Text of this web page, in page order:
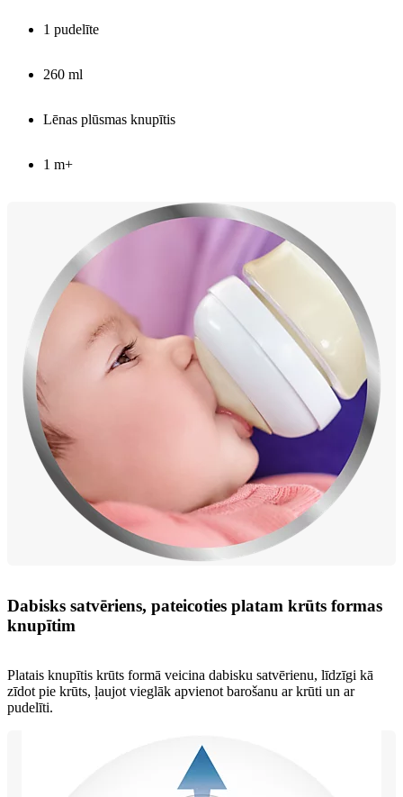
1 pudelīte
260 ml
Lēnas plūsmas knupītis
1 m+
Dabisks satvēriens, pateicoties platam krūts formas
knupītim
Platais knupītis krūts formā veicina dabisku satvērienu, līdzīgi kā
zīdot pie krūts, ļaujot vieglāk apvienot barošanu ar krūti un ar
pudelīti.